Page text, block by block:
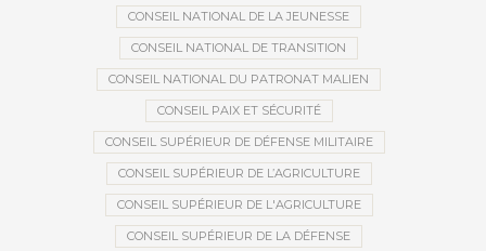
CONSEIL NATIONAL DE LA JEUNESSE
CONSEIL NATIONAL DE TRANSITION
CONSEIL NATIONAL DU PATRONAT MALIEN
CONSEIL PAIX ET SÉCURITÉ
CONSEIL SUPÉRIEUR DE DÉFENSE MILITAIRE
CONSEIL SUPÉRIEUR DE L’AGRICULTURE
CONSEIL SUPÉRIEUR DE L'AGRICULTURE
CONSEIL SUPÉRIEUR DE LA DÉFENSE